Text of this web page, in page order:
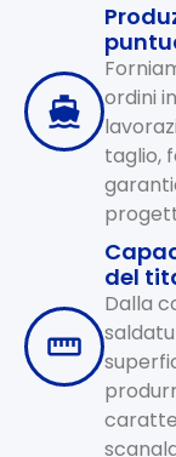
ordini
taglio,
del
Dalla